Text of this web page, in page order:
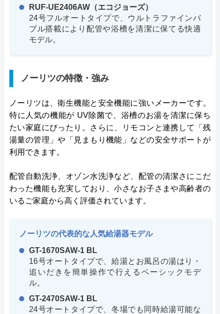
RUF-UE2406AW（エコジョーズ）
24号フルオートタイプで、ウルトラファインバ
ブル搭載により配管や浴槽を清潔に保てる快適
モデル。
ノーリツの特徴・強み
ノーリツは、衛生機能と安全機能に強いメーカーです。
特に人気の機能が UV除菌で、浴槽のお湯を清潔に保ち
たい家庭にぴったり。さらに、リモコンと連携して「残
湯量の管理」や「見まもり機能」などの安全サポートが
利用できます。
配管自動洗浄、オゾン水洗浄など、配管の清潔さにこだ
わった機能も充実しており、小さなお子さまや高齢者の
いるご家庭から高く評価されています。
ノーリツの代表的な人気給湯器モデル
GT-1670SAW-1 BL
16号オートタイプで、給湯とお風呂の湯はり・
追いだきを簡単操作で行えるベーシックモデ
ル。
GT-2470SAW-1 BL
24号オートタイプで、冬場でも同時給湯可能な